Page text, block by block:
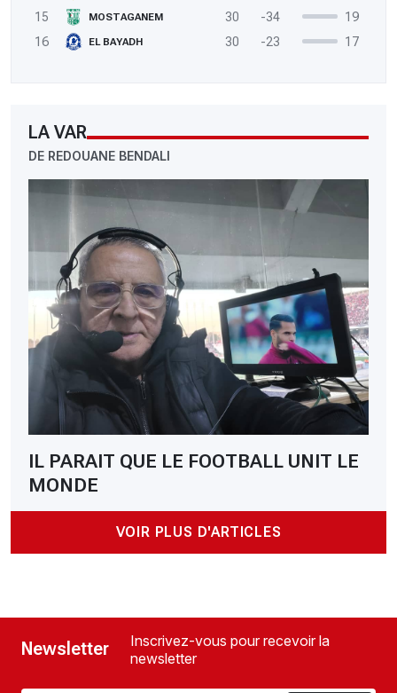
15
MOSTAGANEM 30 -34
19
16
EL BAYADH 30 -23 17
LA VAR
DE REDOUANE BENDALI
IL PARAIT QUE LE FOOTBALL UNIT LE
MONDE
VOIR PLUS D'ARTICLES
Newsletter
Inscrivez-vous pour recevoir la
newsletter